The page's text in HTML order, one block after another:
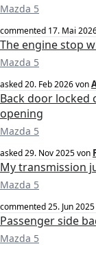
Mazda 5
commented 17. Mai
The engine stop
Mazda 5
asked20. Feb 2026von
Back door
opening
Mazda 5
asked29. Nov 2025von
My transmission
Mazda 5
commented25. Jun 2025
Passenger side
Mazda 5